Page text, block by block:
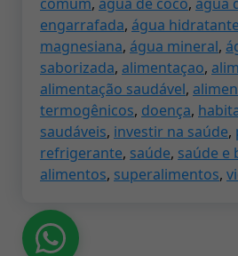
engarrafada, água hidratante
magnesiana, água mineral,
saborizada, alimentaçao,
alimentação saudável,
termogênicos, doença,
saudáveis, investir na saúde,
refrigerante, saúde, saúde e
alimentos, superalimentos,